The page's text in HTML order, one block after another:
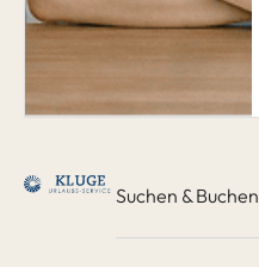
Suchen & Buchen